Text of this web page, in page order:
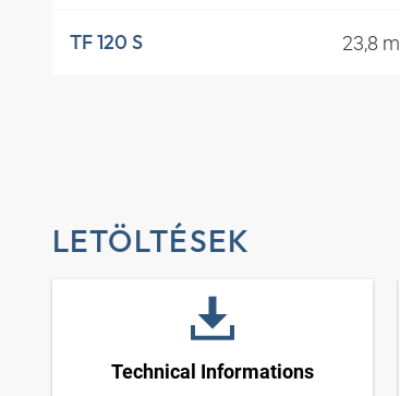
TF 120 S 23,8
LETÖLTÉSEK
Technical Informations